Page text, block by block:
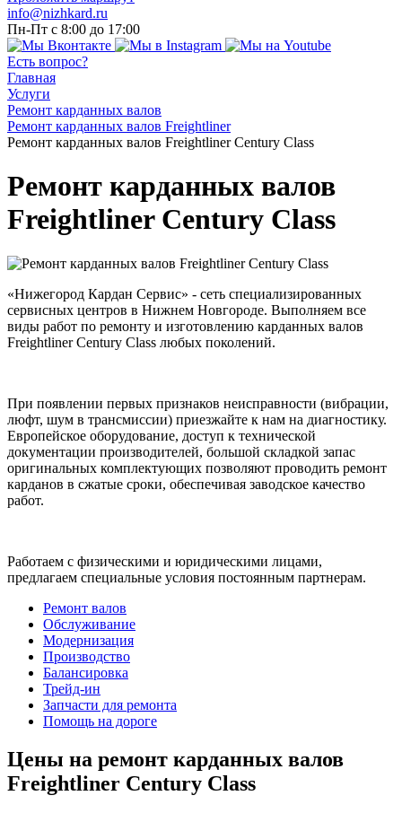
info@nizhkard.ru
Пн-Пт с 8:00 до 17:00
Есть вопрос?
Главная
Услуги
Ремонт карданных валов
Ремонт карданных валов Freightliner
Ремонт карданных валов Freightliner Century Class
Ремонт карданных валов
Freightliner Century Class
«Нижегород Кардан Сервис» - сеть специализированных
сервисных центров в Нижнем Новгороде. Выполняем все
виды работ по ремонту и изготовлению карданных валов
Freightliner Century Class любых поколений.
При появлении первых признаков неисправности (вибрации,
люфт, шум в трансмиссии) приезжайте к нам на диагностику.
Европейское оборудование, доступ к технической
документации производителей, большой складкой запас
оригинальных комплектующих позволяют проводить ремонт
карданов в сжатые сроки, обеспечивая заводское качество
работ.
Работаем с физическими и юридическими лицами,
предлагаем специальные условия постоянным партнерам.
Ремонт валов
Обслуживание
Модернизация
Производство
Балансировка
Трейд-ин
Запчасти для ремонта
Помощь на дороге
Цены на ремонт карданных валов
Freightliner Century Class